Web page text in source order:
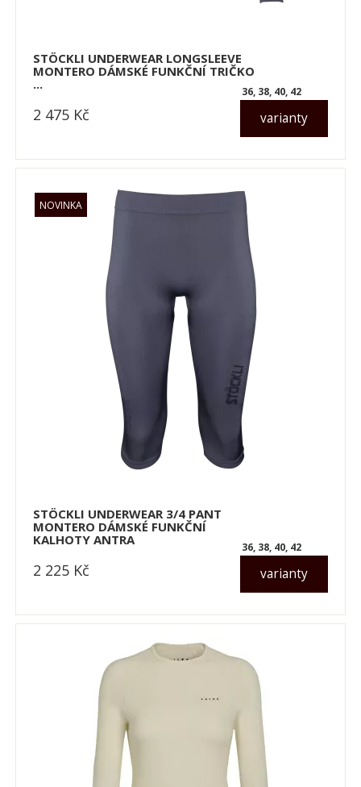
STÖCKLI UNDERWEAR LONGSLEEVE
MONTERO DÁMSKÉ FUNKČNÍ TRIČKO
...
varianty
36, 38, 40, 42
2 475 Kč
STÖCKLI UNDERWEAR 3/4 PANT
MONTERO DÁMSKÉ FUNKČNÍ
KALHOTY ANTRA
varianty
36, 38, 40, 42
2 225 Kč